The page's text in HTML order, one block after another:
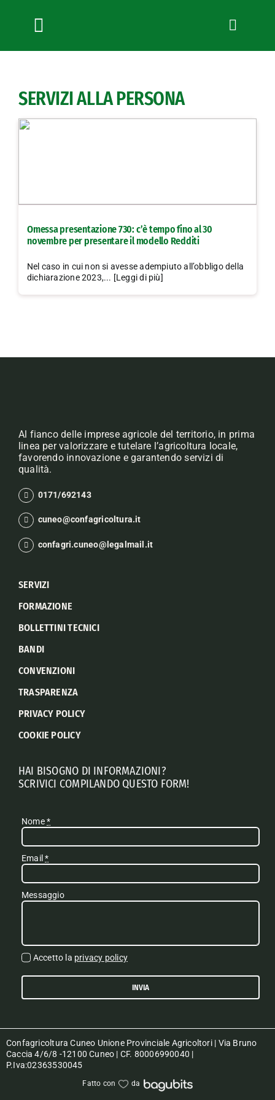
Toggle
Navigation
News
Bandi
Lavora con noi
SERVIZI ALLA PERSONA
Omessa presentazione 730: c’è tempo fino al 30
novembre per presentare il modello Redditi
Nel caso in cui non si avesse adempiuto all’obbligo della
dichiarazione 2023,... [Leggi di più]
Al fianco delle imprese agricole del territorio, in prima
linea per valorizzare e tutelare l’agricoltura locale,
favorendo innovazione e garantendo servizi di
qualità.
0171/692143
cuneo@confagricoltura.it
confagri.cuneo@legalmail.it
SERVIZI
FORMAZIONE
BOLLETTINI TECNICI
BANDI
CONVENZIONI
TRASPARENZA
PRIVACY POLICY
COOKIE POLICY
HAI BISOGNO DI INFORMAZIONI?
SCRIVICI COMPILANDO QUESTO FORM!
Nome*
Email*
Messaggio
Accetto la privacy policy
INVIA
Confagricoltura Cuneo Unione Provinciale Agricoltori | Via Bruno
Caccia 4/6/8 -12100 Cuneo | CF. 80006990040 |
P.Iva:02363530045
Fatto con da